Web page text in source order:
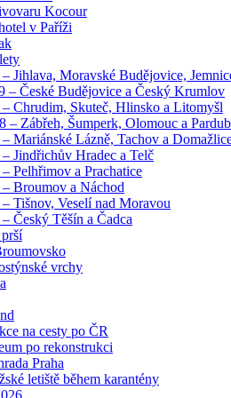
Kocour
v Paříži
– Jihlava, Moravské Budějovice,
– České Budějovice a Český Krumlov
– Chrudim, Skuteč, Hlinsko a Litomyšl
– Zábřeh, Šumperk, Olomouc a
Mariánské Lázně, Tachov a
Jindřichův Hradec a Telč
Pelhřimov a Prachatice
– Broumov a Náchod
Tišnov, Veselí nad Moravou
Český Těšín a Čadca
vrchy
na cesty po ČR
po rekonstrukci
Praha
letiště během karantény